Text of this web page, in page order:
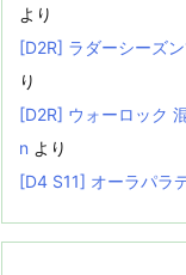
より
[D2R] ラダーシーズ
り
[D2R] ウォーロック
n より
[D4 S11] オーラパラ